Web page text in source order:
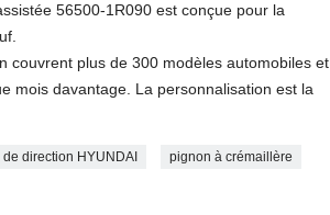
56500-1R090 est conçue pour la
couvrent plus de 300 modèles automobiles et
mois davantage. La personnalisation est la
direction HYUNDAI pignon à crémaillère